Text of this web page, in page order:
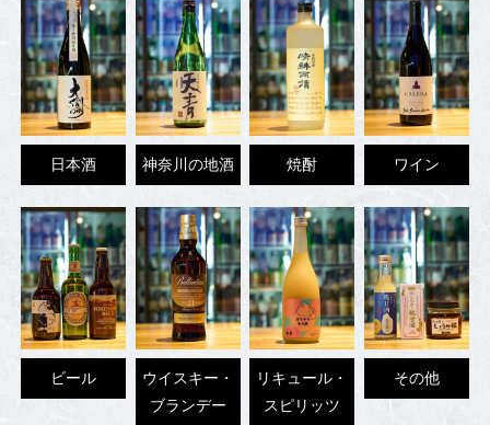
日本酒 神奈川の地酒 焼酎 ワイン
ビール
ウイスキー・
ブランデー
リキュール・
スピリッツ
その他